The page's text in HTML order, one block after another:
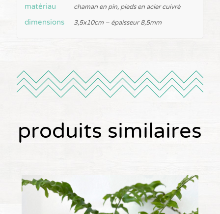
matériau chaman en pin, pieds en acier cuivré
dimensions 3,5x10cm – épaisseur 8,5mm
produits similaires